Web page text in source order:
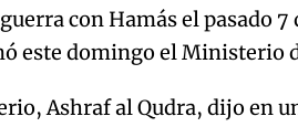
con Hamás el pasado
este domingo el Ministerio
Ashraf al Qudra, dijo en